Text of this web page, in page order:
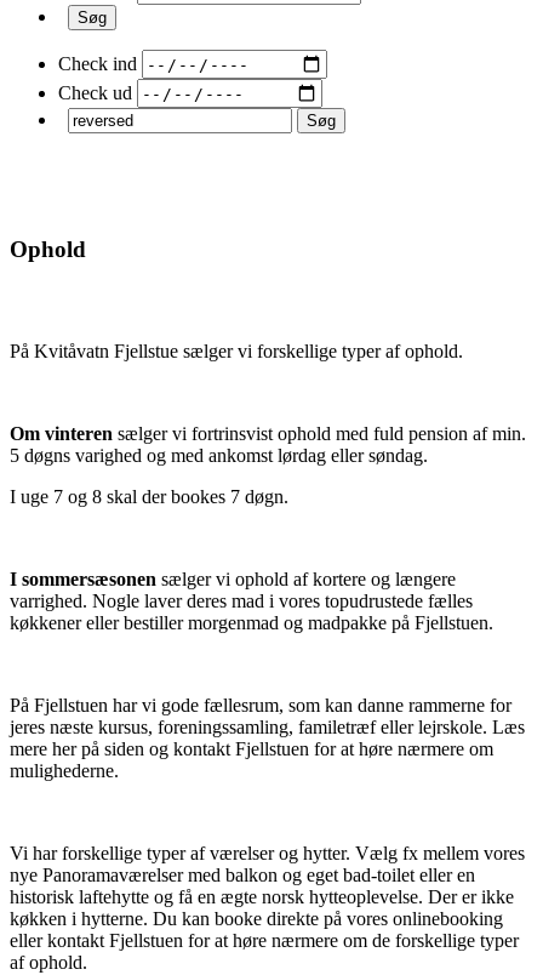
Check ind
Check ud
Ophold
På Kvitåvatn Fjellstue sælger vi forskellige typer af ophold.
Om vinteren sælger vi fortrinsvist ophold med fuld pension af min.
5 døgns varighed og med ankomst lørdag eller søndag.
I uge 7 og 8 skal der bookes 7 døgn.
I sommersæsonen sælger vi ophold af kortere og længere
varrighed. Nogle laver deres mad i vores topudrustede fælles
køkkener eller bestiller morgenmad og madpakke på Fjellstuen.
På Fjellstuen har vi gode fællesrum, som kan danne rammerne for
jeres næste kursus, foreningssamling, familetræf eller lejrskole. Læs
mere her på siden og kontakt Fjellstuen for at høre nærmere om
mulighederne.
Vi har forskellige typer af værelser og hytter. Vælg fx mellem vores
nye Panoramaværelser med balkon og eget bad-toilet eller en
historisk laftehytte og få en ægte norsk hytteoplevelse. Der er ikke
køkken i hytterne. Du kan booke direkte på vores onlinebooking
eller kontakt Fjellstuen for at høre nærmere om de forskellige typer
af ophold.